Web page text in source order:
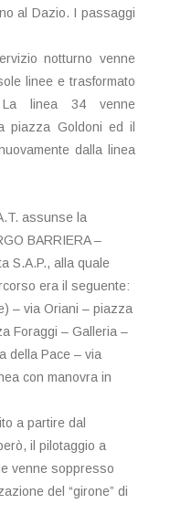
al Dazio. I passaggi
notturno venne
linee e trasformato
La linea 34 venne
piazza Goldoni ed il
dalla linea
assunse la
BARRIERA –
S.A.P., alla quale
era il seguente:
– via Oriani – piazza
Foraggi – Galleria –
della Pace – via
con manovra in
a partire dal
il pilotaggio a
venne soppresso
del “girone” di